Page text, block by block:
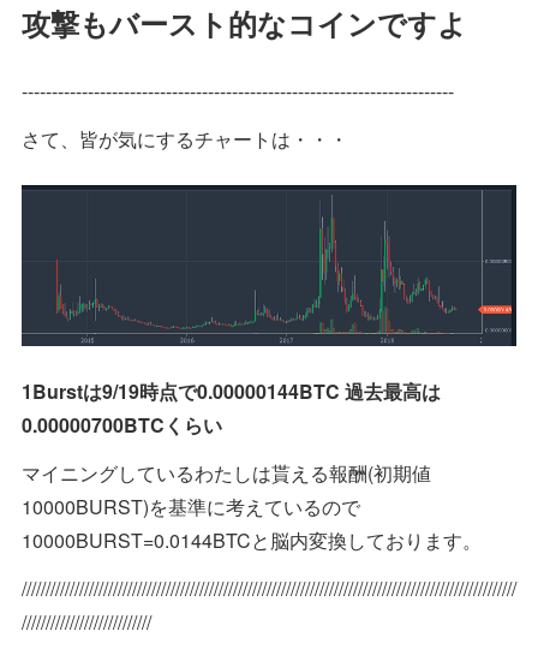
攻撃もバースト的なコインですよ
------------------------------------------------------------------------
さて、皆が気にするチャートは・・・
1Burstは9/19時点で0.00000144BTC 過去最高は
0.00000700BTCくらい
マイニングしているわたしは貰える報酬(初期値
10000BURST)を基準に考えているので
10000BURST=0.0144BTCと脳内変換しております。
///////////////////////////////////////////////////////////////////////////////////////////////////////
///////////////////////////